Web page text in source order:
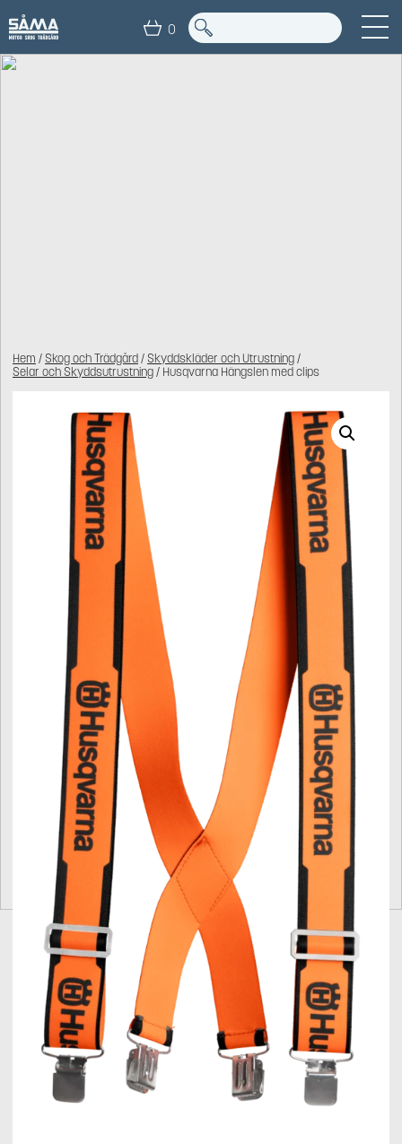
0
Hem / Skog och Trädgård/ Skyddskläder och Utrustning/
Selar och Skyddsutrustning/ Husqvarna Hängslen med clips